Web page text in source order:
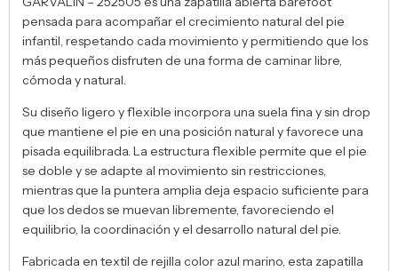
pensada para acompañar el crecimiento natural del pie
infantil, respetando cada movimiento y permitiendo que los
más pequeños disfruten de una forma de caminar libre,
cómoda y natural.
Su diseño ligero y flexible incorpora una suela fina y sin drop
que mantiene el pie en una posición natural y favorece una
pisada equilibrada. La estructura flexible permite que el pie
se doble y se adapte al movimiento sin restricciones,
mientras que la puntera amplia deja espacio suficiente para
que los dedos se muevan libremente, favoreciendo el
equilibrio, la coordinación y el desarrollo natural del pie.
Fabricada en textil de rejilla color azul marino, esta zapatilla